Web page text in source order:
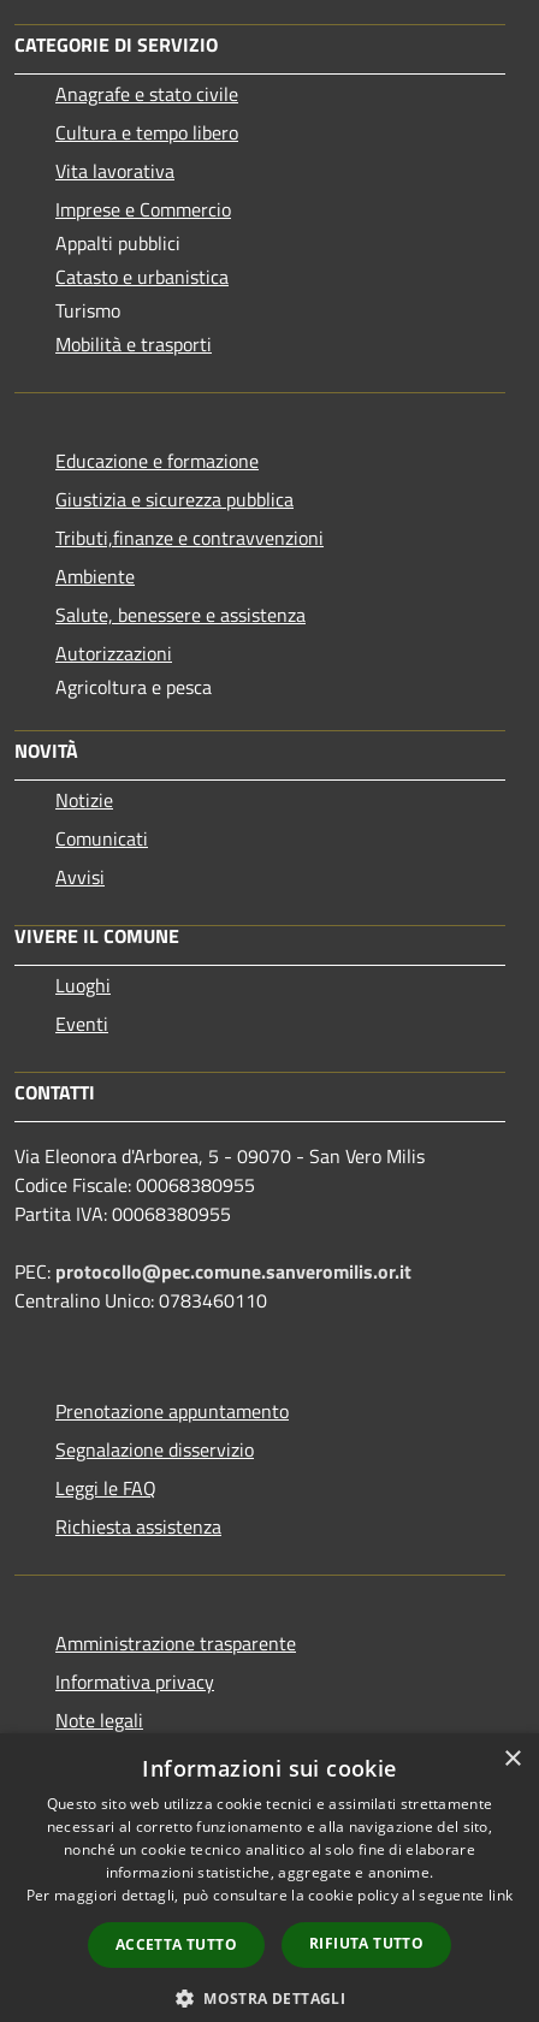
CATEGORIE DI SERVIZIO
Anagrafe e stato civile
Cultura e tempo libero
Vita lavorativa
Imprese e Commercio
Appalti pubblici
Catasto e urbanistica
Turismo
Mobilità e trasporti
Educazione e formazione
Giustizia e sicurezza pubblica
Tributi,finanze e contravvenzioni
Ambiente
Salute, benessere e assistenza
Autorizzazioni
Agricoltura e pesca
NOVITÀ
Notizie
Comunicati
Avvisi
VIVERE IL COMUNE
Luoghi
Eventi
CONTATTI
Via Eleonora d'Arborea, 5 - 09070 - San Vero Milis
Codice Fiscale: 00068380955
Partita IVA: 00068380955
PEC: protocollo@pec.comune.sanveromilis.or.it
Centralino Unico: 0783460110
Prenotazione appuntamento
Segnalazione disservizio
Leggi le FAQ
Richiesta assistenza
Amministrazione trasparente
Informativa privacy
Note legali
Dichiarazione di accessibilità
Accessibilità
Copyright © 2026 • Comune di
San Vero Milis • Powered by
Municipium•
Accesso
redazione
×
Informazioni sui cookie
Questo sito web utilizza cookie tecnici e assimilati strettamente
necessari al corretto funzionamento e alla navigazione del sito,
nonché un cookie tecnico analitico al solo fine di elaborare
informazioni statistiche, aggregate e anonime.
Per maggiori dettagli, può consultare la cookie policy al seguente link
ACCETTA TUTTO RIFIUTA TUTTO
MOSTRA DETTAGLI